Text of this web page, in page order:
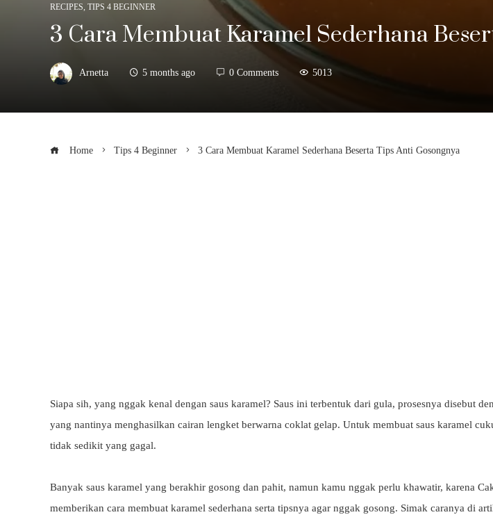
RECIPES, TIPS 4 BEGINNER
3 Cara Membuat Karamel Sederhana
Arnetta 5 months ago 0 Comments 5013
Home Tips 4 Beginner 3 Cara Membuat Karamel Sederhana Beserta Tips Anti Gosongnya
Siapa sih, yang nggak kenal dengan saus karamel? Saus ini terbentuk dari gula, prosesnya disebut
yang nantinya menghasilkan cairan lengket berwarna coklat gelap. Untuk membuat saus karamel
tidak sedikit yang gagal.
Banyak saus karamel yang berakhir gosong dan pahit, namun kamu nggak perlu khawatir, karena
memberikan cara membuat karamel sederhana serta tipsnya agar nggak gosong. Simak caranya di